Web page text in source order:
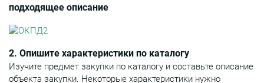
подходящее описание
2. Опишите характеристики по каталогу
Изучите предмет закупки по каталогу и составьте описание
объекта закупки. Некоторые характеристики нужно